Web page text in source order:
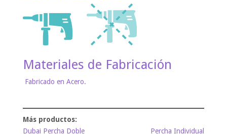
Materiales de Fabricación
Fabricado en Acero.
Dubai Percha Doble Percha Individual